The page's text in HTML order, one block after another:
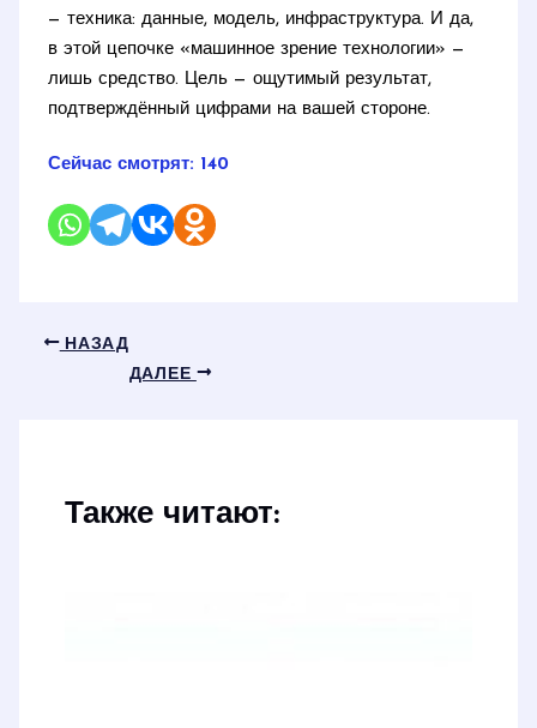
— техника: данные, модель, инфраструктура. И да,
в этой цепочке «машинное зрение технологии» —
лишь средство. Цель — ощутимый результат,
подтверждённый цифрами на вашей стороне.
Сейчас смотрят: 140
НАЗАД
ДАЛЕЕ
Также читают: